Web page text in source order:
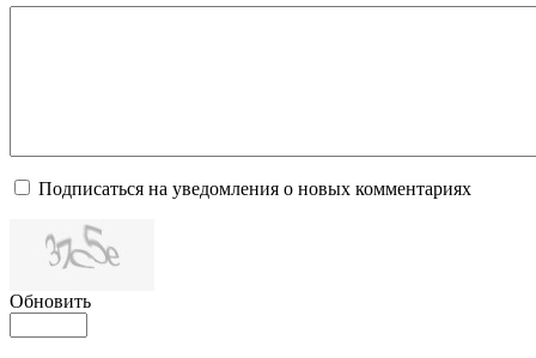
Подписаться на уведомления о новых комментариях
Обновить